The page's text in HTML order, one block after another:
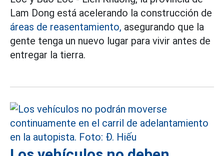
Lam Dong está acelerando la construcción de
áreas de reasentamiento, asegurando que la
gente tenga un nuevo lugar para vivir antes de
entregar la tierra.